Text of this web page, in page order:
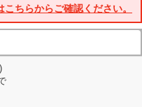
ちらからご確認ください。